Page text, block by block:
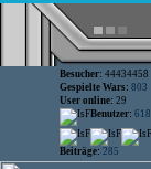
Besucher: 44434458
Gespielte Wars: 803
User online: 29
Benutzer: 618
Beiträge: 285